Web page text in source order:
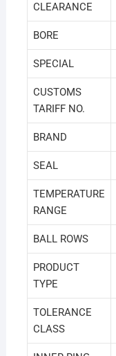
CLEARANCE
BORE
SPECIAL
CUSTOMS
TARIFF NO.
BRAND
SEAL
TEMPERATURE
RANGE
BALL ROWS
PRODUCT
TYPE
TOLERANCE
CLASS